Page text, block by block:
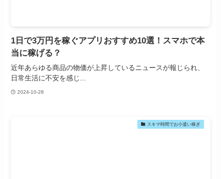
1日で3万円を稼ぐアプリおすすめ10選！スマホで本
当に稼げる？
近年あらゆる商品の物価が上昇しているニュースが報じられ、
日常生活に不安を感じ...
2024-10-28
スキマ時間でお小遣い稼ぎ